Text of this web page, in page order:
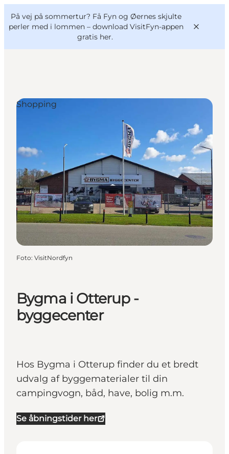
På vej på sommertur? Få Fyn og Øernes skjulte
perler med i lommen – download VisitFyn-appen
gratis her.
Oplevelser
Overnatning
Book lokale oplevelser
VisitFyn
Deutsch
Bygma i Otterup -
byggecenter
Hos Bygma i Otterup finder du et bredt
udvalg af byggematerialer til din
campingvogn, båd, have, bolig m.m.
Se åbningstider her
Shopping
Foto: VisitNordfyn